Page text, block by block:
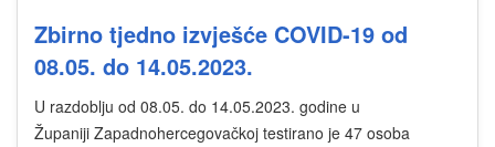
Zbirno tjedno izvješće COVID-19 od
08.05. do 14.05.2023.
U razdoblju od 08.05. do 14.05.2023. godine u
Županiji Zapadnohercegovačkoj testirano je 47 osoba